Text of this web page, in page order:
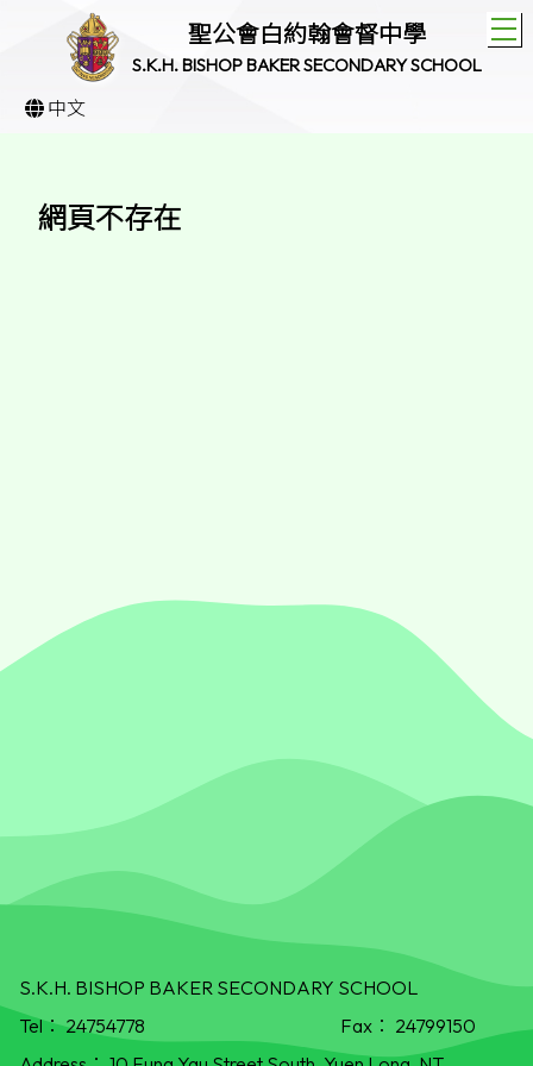
聖公會白約翰會督中學
S.K.H. BISHOP BAKER SECONDARY SCHOOL
中文
網頁不存在
S.K.H. BISHOP BAKER SECONDARY SCHOOL
Tel：24754778 Fax： 24799150